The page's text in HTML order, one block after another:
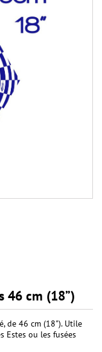
46 cm (18”)
de 46 cm (18"). Utile
Estes ou les fusées